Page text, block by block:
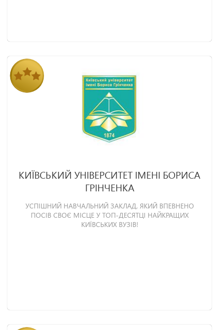
КИЇВСЬКИЙ УНІВЕРСИТЕТ ІМЕНІ БОРИСА
ГРІНЧЕНКА
УСПІШНИЙ НАВЧАЛЬНИЙ ЗАКЛАД, ЯКИЙ ВПЕВНЕНО
ПОСІВ СВОЄ МІСЦЕ У ТОП-ДЕСЯТЦІ НАЙКРАЩИХ
КИЇВСЬКИХ ВУЗІВ!